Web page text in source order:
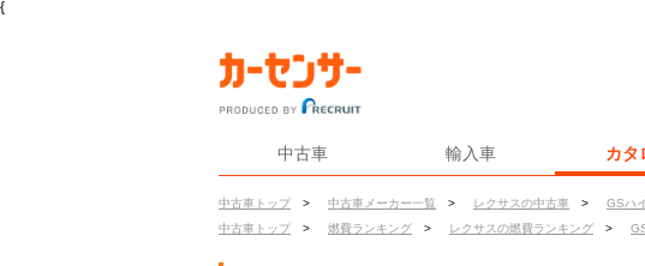
{
中古車 輸入車 カタ
中古車トップ > 中古車メーカー一覧 > レクサスの中古車 > GSハ
中古車トップ
> 燃費ランキング > レクサスの燃費ランキング >